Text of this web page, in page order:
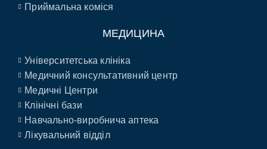
Приймальна коміся
МЕДИЦИНА
Університетська клініка
Медичний консультативний центр
Медичні Центри
Клінічні бази
Навчально-виробнича аптека
Лікувальний відділ